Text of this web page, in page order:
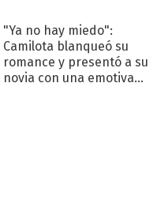
terapéutico"
"Ya no hay miedo":
Camilota blanqueó su
romance y presentó a su
novia con una emotiva